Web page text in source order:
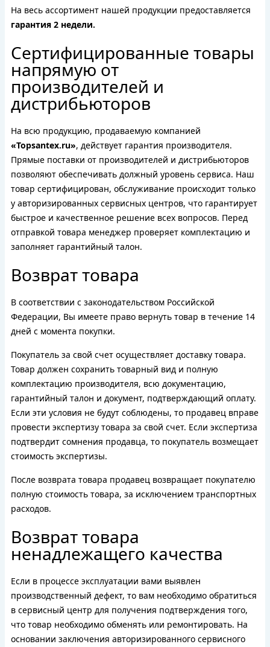
На весь ассортимент нашей продукции предоставляется
гарантия 2 недели.
Сертифицированные товары
напрямую от
производителей и
дистрибьюторов
На всю продукцию, продаваемую компанией
«Topsantex.ru», действует гарантия производителя.
Прямые поставки от производителей и дистрибьюторов
позволяют обеспечивать должный уровень сервиса. Наш
товар сертифицирован, обслуживание происходит только
у авторизированных сервисных центров, что гарантирует
быстрое и качественное решение всех вопросов. Перед
отправкой товара менеджер проверяет комплектацию и
заполняет гарантийный талон.
Возврат товара
В соответствии с законодательством Российской
Федерации, Вы имеете право вернуть товар в течение 14
дней с момента покупки.
Покупатель за свой счет осуществляет доставку товара.
Товар должен сохранить товарный вид и полную
комплектацию производителя, всю документацию,
гарантийный талон и документ, подтверждающий оплату.
Если эти условия не будут соблюдены, то продавец вправе
провести экспертизу товара за свой счет. Если экспертиза
подтвердит сомнения продавца, то покупатель возмещает
стоимость экспертизы.
После возврата товара продавец возвращает покупателю
полную стоимость товара, за исключением транспортных
расходов.
Возврат товара
ненадлежащего качества
Если в процессе эксплуатации вами выявлен
производственный дефект, то вам необходимо обратиться
в сервисный центр для получения подтверждения того,
что товар необходимо обменять или ремонтировать. На
основании заключения авторизированного сервисного